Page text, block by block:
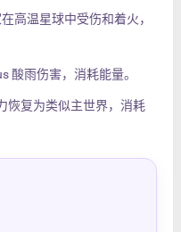
高温星球中受伤和着火，
酸雨伤害，消耗能量。
恢复为类似主世界，消耗